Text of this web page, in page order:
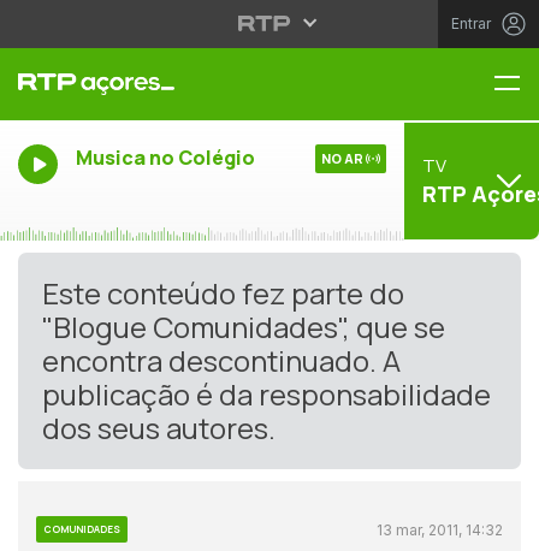
Entrar
Musica no Colégio NO AR TV
RTP
Este conteúdo fez parte do
"Blogue Comunidades", que se
encontra descontinuado. A
publicação é da responsabilidade
dos seus autores.
COMUNIDADES 13 mar, 2011, 14:32